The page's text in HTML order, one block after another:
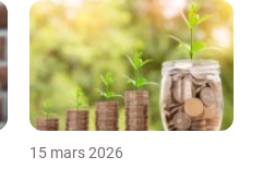
15 mars 2026